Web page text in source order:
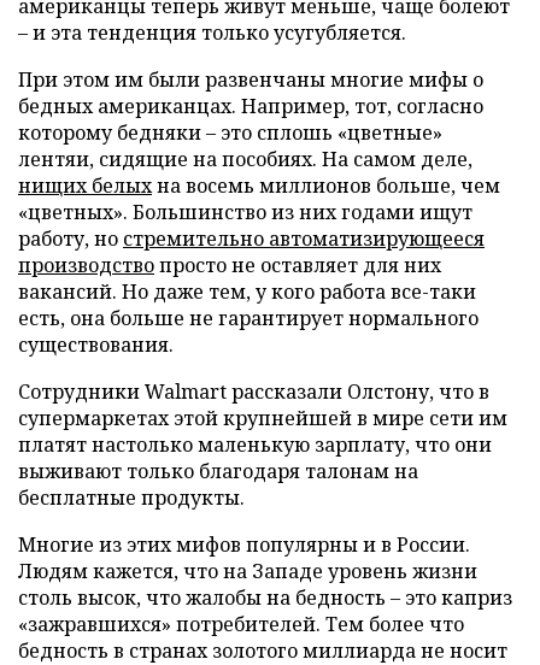
американцы теперь живут меньше, чаще болеют
– и эта тенденция только усугубляется.
При этом им были развенчаны многие мифы о
бедных американцах. Например, тот, согласно
которому бедняки – это сплошь «цветные»
лентяи, сидящие на пособиях. На самом деле,
нищих белыхна восемь миллионов больше, чем
«цветных». Большинство из них годами ищут
работу, но стремительно автоматизирующееся
производствопросто не оставляет для них
вакансий. Но даже тем, у кого работа все-таки
есть, она больше не гарантирует нормального
существования.
Сотрудники Walmart рассказали Олстону, что в
супермаркетах этой крупнейшей в мире сети им
платят настолько маленькую зарплату, что они
выживают только благодаря талонам на
бесплатные продукты.
Многие из этих мифов популярны и в России.
Людям кажется, что на Западе уровень жизни
столь высок, что жалобы на бедность – это каприз
«зажравшихся» потребителей. Тем более что
бедность в странах золотого миллиарда не носит